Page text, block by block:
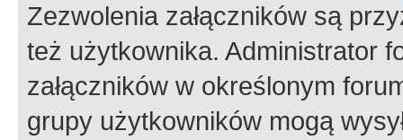
Zezwolenia załączników są
też użytkownika. Administrator
załączników w określonym
grupy użytkowników mogą